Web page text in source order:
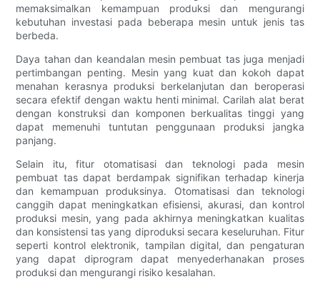
memaksimalkan kemampuan produksi dan mengurangi
kebutuhan investasi pada beberapa mesin untuk jenis tas
berbeda.
Daya tahan dan keandalan mesin pembuat tas juga menjadi
pertimbangan penting. Mesin yang kuat dan kokoh dapat
menahan kerasnya produksi berkelanjutan dan beroperasi
secara efektif dengan waktu henti minimal. Carilah alat berat
dengan konstruksi dan komponen berkualitas tinggi yang
dapat memenuhi tuntutan penggunaan produksi jangka
panjang.
Selain itu, fitur otomatisasi dan teknologi pada mesin
pembuat tas dapat berdampak signifikan terhadap kinerja
dan kemampuan produksinya. Otomatisasi dan teknologi
canggih dapat meningkatkan efisiensi, akurasi, dan kontrol
produksi mesin, yang pada akhirnya meningkatkan kualitas
dan konsistensi tas yang diproduksi secara keseluruhan. Fitur
seperti kontrol elektronik, tampilan digital, dan pengaturan
yang dapat diprogram dapat menyederhanakan proses
produksi dan mengurangi risiko kesalahan.